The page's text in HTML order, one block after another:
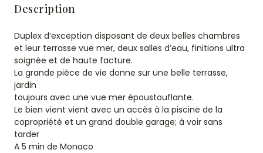
Description
Duplex d’exception disposant de deux belles chambres
et leur terrasse vue mer, deux salles d’eau, finitions ultra
soignée et de haute facture.
La grande pièce de vie donne sur une belle terrasse,
jardin
toujours avec une vue mer époustouflante.
Le bien vient vient avec un accès à la piscine de la
copropriété et un grand double garage; à voir sans
tarder
A 5 min de Monaco